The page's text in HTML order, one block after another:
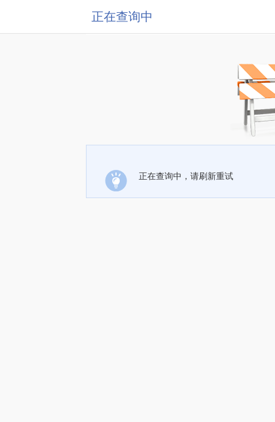
正在查询中
正在查询中，请刷新重试